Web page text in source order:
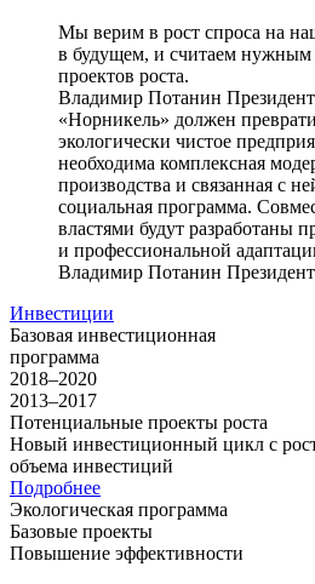
Мы верим в рост спроса на
в будущем, и считаем нужным
проектов роста.
Владимир Потанин
«Норникель» должен
экологически чистое
необходима комплексная
производства и связанная с
социальная программа.
властями будут разработаны
и профессиональной
Владимир Потанин
Инвестиции
Базовая инвестиционная
программа
2018–2020
2013–2017
Потенциальные проекты роста
Новый инвестиционный цикл с
объема инвестиций
Подробнее
Экологическая программа
Базовые проекты
Повышение эффективности